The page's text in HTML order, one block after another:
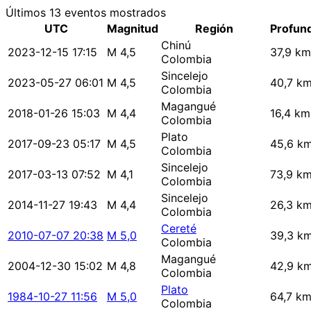
Últimos 13 eventos mostrados
UTC
Magnitud Región
2023-12-15 17:15
M 4,5
Chinú
Colombia
37,9 km
2023-05-27 06:01 M 4,5
Sincelejo
Colombia
40,7 km
2018-01-26 15:03 M 4,4
Magangué
Colombia
16,4 km
2017-09-23 05:17 M 4,5
Plato
Colombia
45,6
2017-03-13 07:52 M 4,1
Sincelejo
Colombia
73,9 km
2014-11-27 19:43 M 4,4
Sincelejo
Colombia
26,3 km
2010-07-07 20:38 M 5,0
Cereté
Colombia
39,3
2004-12-30 15:02 M 4,8
Magangué
Colombia
42,9
1984-10-27 11:56 M 5,0
Plato
Colombia
64,7 km